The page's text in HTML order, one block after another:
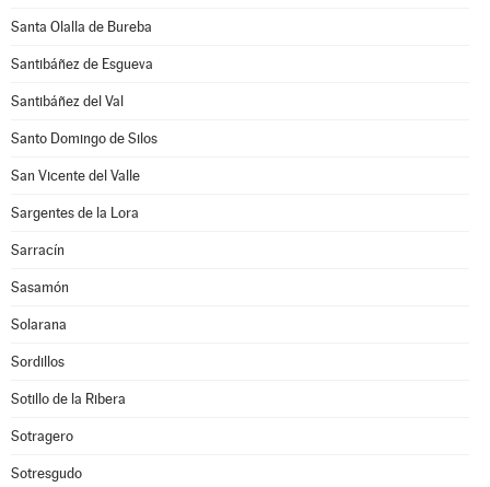
Santa Olalla de Bureba
Santibáñez de Esgueva
Santibáñez del Val
Santo Domingo de Silos
San Vicente del Valle
Sargentes de la Lora
Sarracín
Sasamón
Solarana
Sordillos
Sotillo de la Ribera
Sotragero
Sotresgudo